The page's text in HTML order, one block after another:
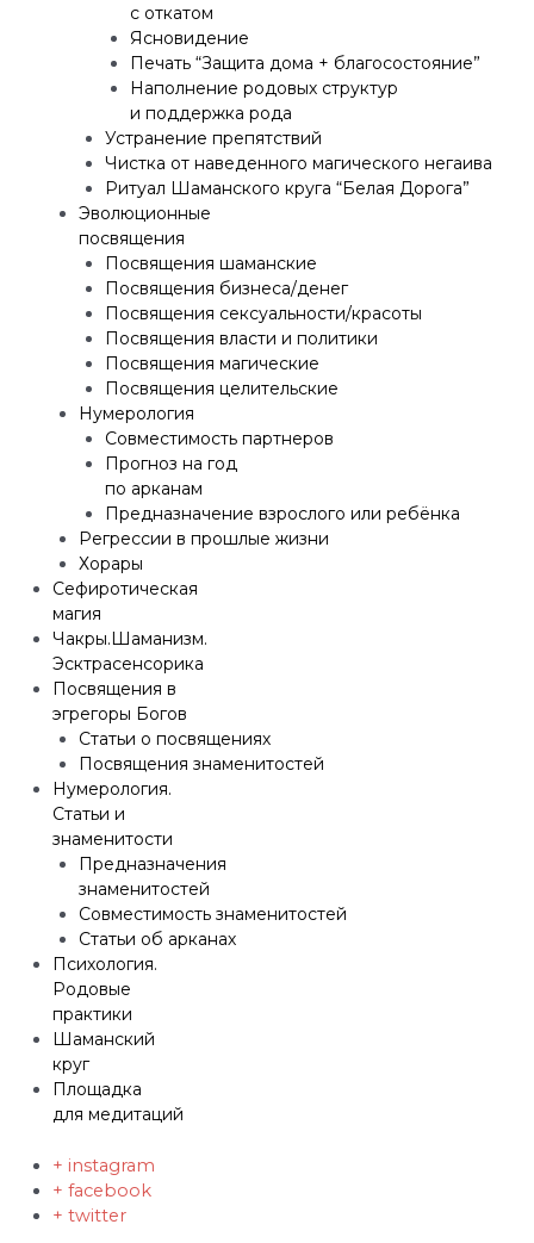
с откатом
Ясновидение
Печать “Защита дома + благосостояние”
Наполнение родовых структур
и поддержка рода
Устранение препятствий
Чистка от наведенного магического негаива
Ритуал Шаманского круга “Белая Дорога”
Эволюционные
посвящения
Посвящения шаманские
Посвящения бизнеса/денег
Посвящения сексуальности/красоты
Посвящения власти и политики
Посвящения магические
Посвящения целительские
Нумерология
Совместимость партнеров
Прогноз на год
по арканам
Предназначение взрослого или ребёнка
Регрессии в прошлые жизни
Хорары
Сефиротическая
магия
Чакры.Шаманизм.
Эсктрасенсорика
Посвящения в
эгрегоры Богов
Статьи о посвящениях
Посвящения знаменитостей
Нумерология.
Статьи и
знаменитости
Предназначения
знаменитостей
Совместимость знаменитостей
Статьи об арканах
Психология.
Родовые
практики
Шаманский
круг
Площадка
для медитаций
+ instagram
+ facebook
+ twitter